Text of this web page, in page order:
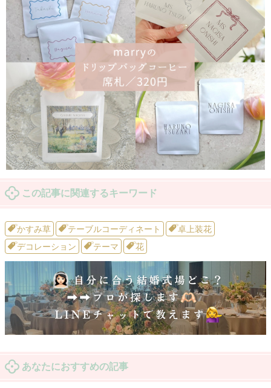
この記事に関連するキーワード
かすみ草 テーブルコーディネート
卓上装花
デコレーション
テーマ 花
あなたにおすすめの記事